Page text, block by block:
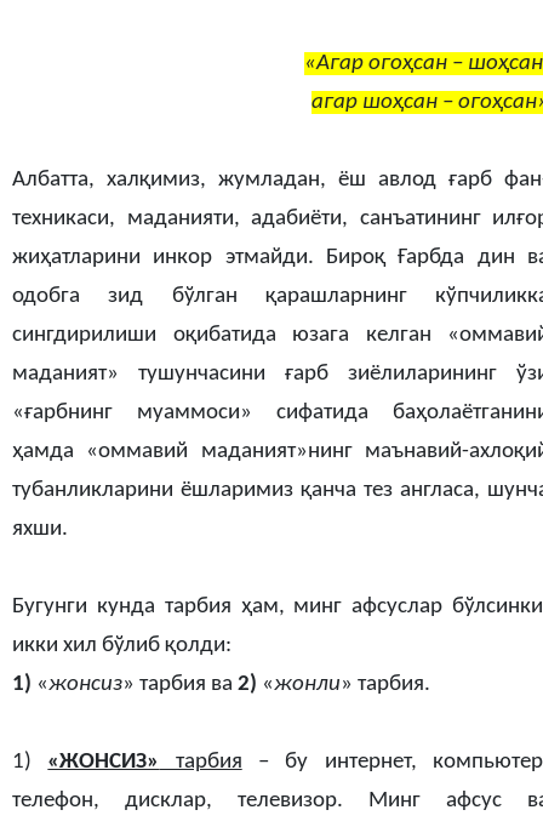
«Агар огоҳсан –
агар шоҳсан – огоҳсан
Албатта, халқимиз, жумладан, ёш авлод ғарб
техникаси, маданияти, адабиёти, санъатининг
жиҳатларини инкор этмайди. Бироқ Ғарбда дин
одобга зид бўлган қарашларнинг
сингдирилиши оқибатида юзага келган
маданият» тушунчасини ғарб зиёлиларининг
«ғарбнинг муаммоси» сифатида
ҳамда «оммавий маданият»нинг маънавий-
тубанликларини ёшларимиз қанча тез англаса,
яхши.
Бугунги кунда тарбия ҳам, минг афсуслар
икки хил бўлиб қолди:
1) «жонсиз» тарбия ва 2) «жонли» тарбия.
1) «ЖОНСИЗ» тарбия – бу интернет,
телефон, дисклар, телевизор. Минг афсус